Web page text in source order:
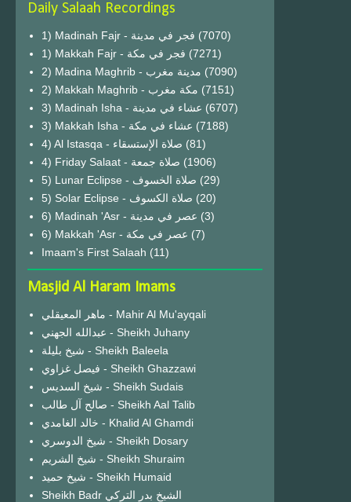
Daily Salaah Recordings
1) Madinah Fajr - فجر في مدينة (7070)
1) Makkah Fajr - فجر في مكة (7271)
2) Madina Maghrib - مدينة مغرب (7090)
2) Makkah Maghrib - مكة مغرب (7151)
3) Madinah Isha - عشاء في مدينة (6707)
3) Makkah Isha - عشاء في مكة (7188)
4) Al Istasqa - صلاة الإستسقاء (81)
4) Friday Salaat - صلاة جمعة (1906)
5) Lunar Eclipse - صلاة الخسوف (29)
(20)
6) Madinah 'Asr - عصر في مدينة (3)
6) Makkah 'Asr - عصر في مكة (7)
Imaam's First Salaah (11)
Masjid Al Haram Imams
ماهر المعيقلي - Mahir Al Mu'ayqali
عبدالله الجهني - Sheikh Juhany
شيخ بليلة - Sheikh Baleela
فيصل غزاوي - Sheikh Ghazzawi
شيخ السديس - Sheikh Sudais
صالح آل طالب - Sheikh Aal Talib
خالد الغامدي - Khalid Al Ghamdi
شيخ الدوسري - Sheikh Dosary
شيخ الشريم - Sheikh Shuraim
شيخ حميد - Sheikh Humaid
Sheikh Badr الشيخ بدر التركي